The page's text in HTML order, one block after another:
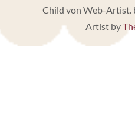
Child von Web-Artist.
Artist by